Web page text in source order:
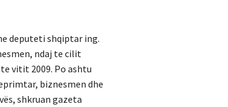
deputeti shqiptar ing.
ndaj te cilit
vitit 2009. Po ashtu
biznesmen dhe
shkruan gazeta